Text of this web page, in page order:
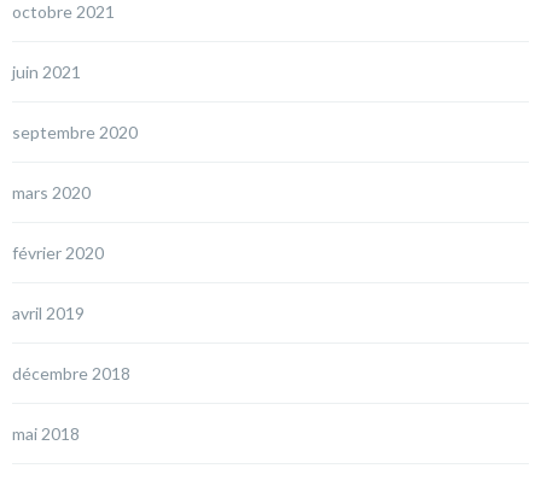
octobre 2021
juin 2021
septembre 2020
mars 2020
février 2020
avril 2019
décembre 2018
mai 2018